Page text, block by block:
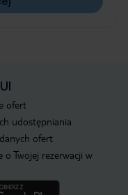
ofert
udostępniania
ofert
Twojej rezerwacji w